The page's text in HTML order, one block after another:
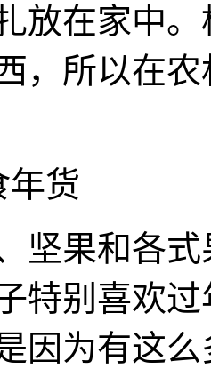
放在家中
，所以在
货
果和各式
特别喜欢
因为有这